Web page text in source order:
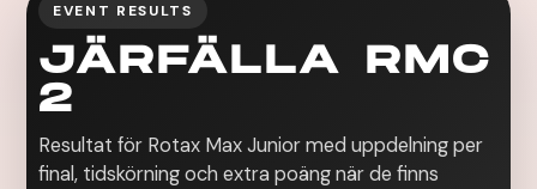
EVENT RESULTS
JÄRFÄLLA RMC
2
Resultat för Rotax Max Junior med uppdelning per
final, tidskörning och extra poäng när de finns